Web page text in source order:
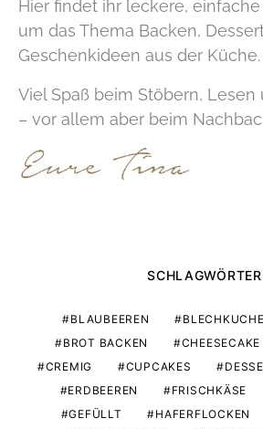
Hier findet ihr leckere,
um das Thema Backen,
Geschenkideen aus der Küche.
Viel Spaß beim Stöbern,
– vor allem aber beim
SCHLAGWÖRTER
BLAUBEEREN
BROT BACKEN
CHEESECAKE
CREMIG
CUPCAKES
ERDBEEREN
FRISCHKÄSE
GEFÜLLT
HAFERFLOCKEN